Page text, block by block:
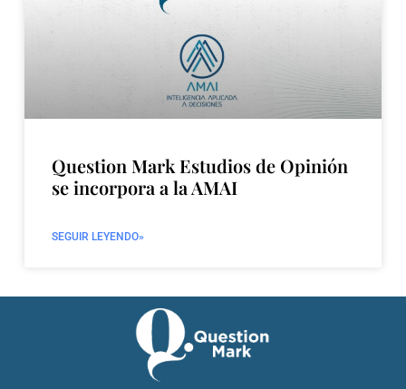
Question Mark Estudios de Opinión
se incorpora a la AMAI
SEGUIR LEYENDO»